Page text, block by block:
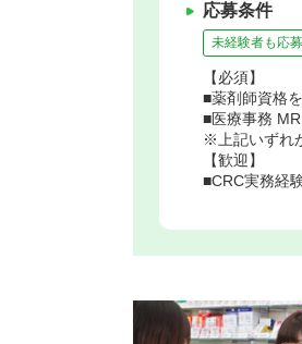
応募条件
未経験者も応
【必須】
■薬剤師資格
■医療事務
※上記いずれ
【歓迎】
■CRC実務経